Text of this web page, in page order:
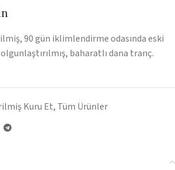
90 gün iklimlendirme odasında eski
baharatlı dana tranç.
Kuru Et, Tüm Ürünler